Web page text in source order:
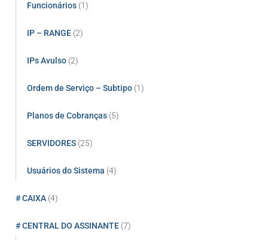
Funcionários (1)
IP – RANGE (2)
IPs Avulso (2)
Ordem de Serviço – Subtipo (1)
Planos de Cobranças (5)
SERVIDORES (25)
Usuários do Sistema (4)
# CAIXA (4)
# CENTRAL DO ASSINANTE (7)